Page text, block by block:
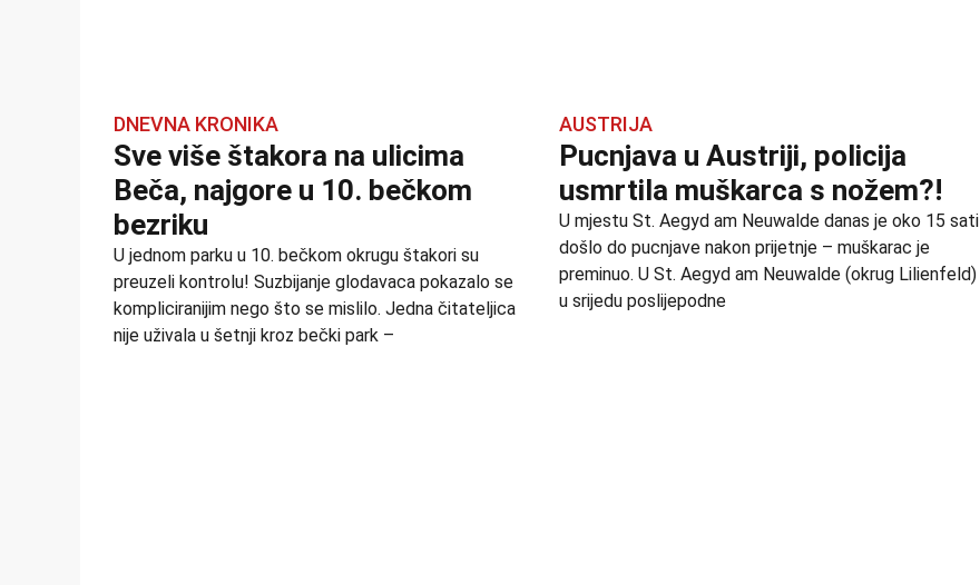
DNEVNA KRONIKA
Sve više štakora na ulicima
Beča, najgore u 10. bečkom
bezriku
U jednom parku u 10. bečkom okrugu štakori su
preuzeli kontrolu! Suzbijanje glodavaca pokazalo se
kompliciranijim nego što se mislilo. Jedna čitateljica
nije uživala u šetnji kroz bečki park –
AUSTRIJA
Pucnjava u Austriji, policija
usmrtila muškarca s nožem?!
U mjestu St. Aegyd am Neuwalde danas je oko 15 sati
došlo do pucnjave nakon prijetnje – muškarac je
preminuo. U St. Aegyd am Neuwalde (okrug Lilienfeld)
u srijedu poslijepodne